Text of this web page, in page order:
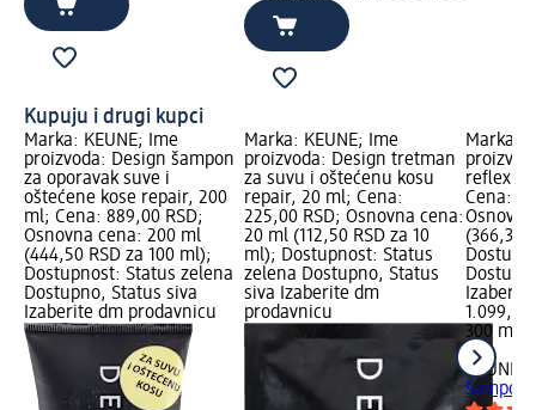
Kupuju i drugi kupci
Marka: KEUNE; Ime
proizvoda: Design šampon
za oporavak suve i
oštećene kose repair, 200
ml; Cena: 889,00 RSD;
Osnovna cena: 200 ml
(444,50 RSD za 100 ml);
Dostupnost: Status zelena
Dostupno, Status siva
Izaberite dm prodavnicu
Marka: KEUNE; Ime
proizvoda: Design tretman
za suvu i oštećenu kosu
repair, 20 ml; Cena:
225,00 RSD; Osnovna cena:
20 ml (112,50 RSD za 10
ml); Dostupnost: Status
zelena Dostupno, Status
siva Izaberite dm
prodavnicu
Marka:
reflex
Cena:
(366,33
1.099,00
300 ml
ml)
KEUNE